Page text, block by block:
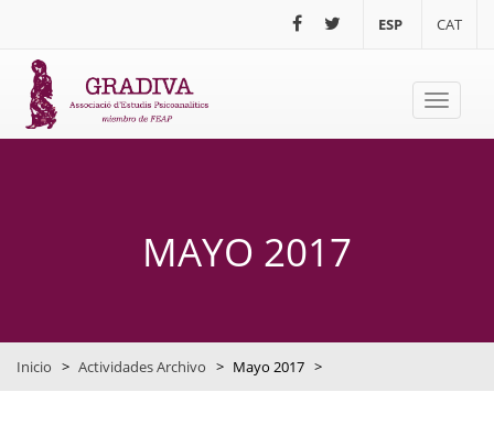
ESP CAT
Toggle
MAYO 2017
Inicio > Actividades Archivo > Mayo 2017 >